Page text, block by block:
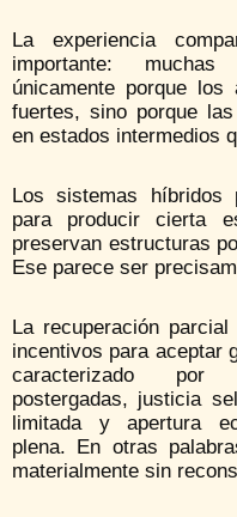
La experiencia
importante:
únicamente porque los
fuertes, sino porque
en estados intermedios
Los sistemas híbridos
para producir cierta
preservan estructuras
Ese parece ser
La recuperación
incentivos para aceptar
caracterizado por
postergadas, justicia
limitada y apertura
plena. En otras
materialmente sin